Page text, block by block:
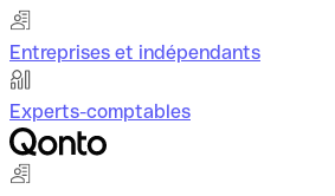
Entreprises et indépendants
Experts-comptables